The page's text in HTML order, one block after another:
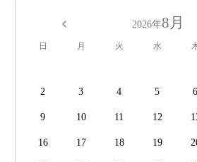
2026年8月
日 月 火 水
2 3 4 5 6
9 10 11 12
16 17 18 19